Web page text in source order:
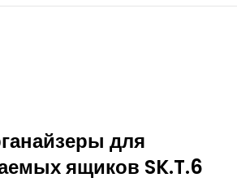
для
ящиков SK.T.6